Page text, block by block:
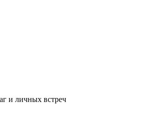
и личных встреч